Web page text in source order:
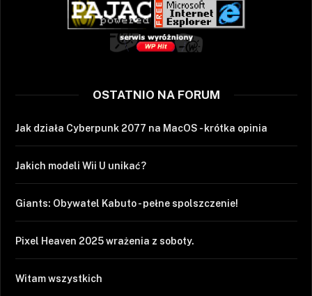
OSTATNIO NA FORUM
Jak działa Cyberpunk 2077 na MacOS - krótka opinia
Jakich modeli Wii U unikać?
Giants: Obywatel Kabuto - pełne spolszczenie!
Pixel Heaven 2025 wrażenia z soboty.
Witam wszystkich